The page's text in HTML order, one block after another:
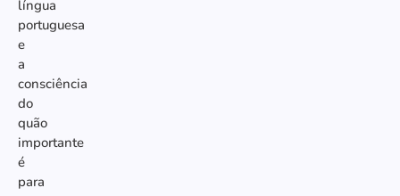
língua
portuguesa
e
a
consciência
do
quão
importante
é
para